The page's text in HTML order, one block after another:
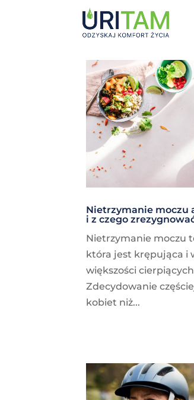
Nietrzymanie moczu
i z czego
Nietrzymanie moczu
która jest krępująca i
większości
Zdecydowanie
kobiet niż...